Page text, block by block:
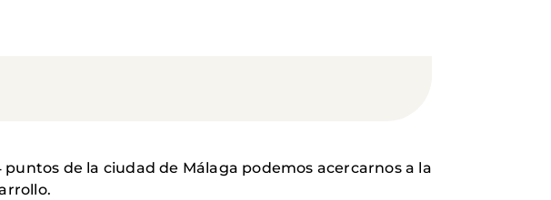
puntos de la ciudad de Málaga podemos acercarnos a la